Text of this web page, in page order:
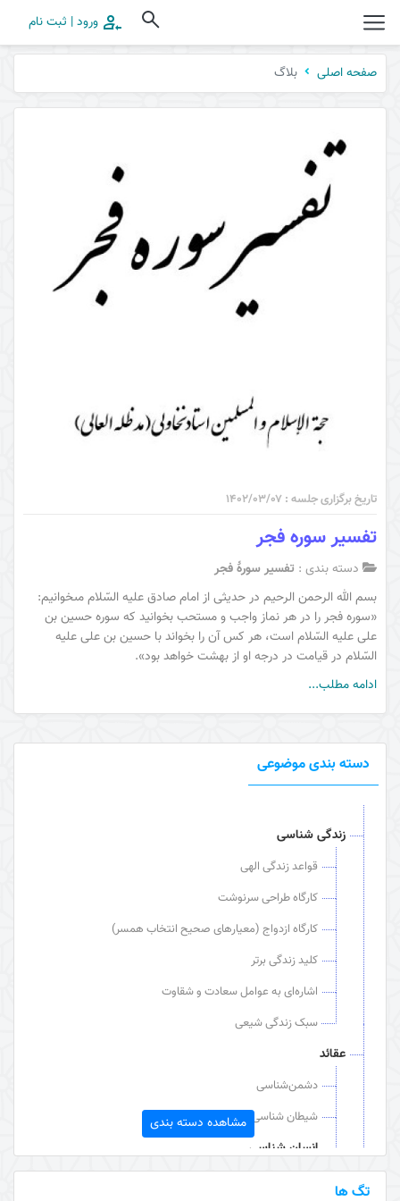
ورود | ثبت نام
صفحه اصلی بلاگ
تاریخ برگزاری جلسه : ۱۴۰۲/۰۳/۰۷
تفسیر سوره فجر
دسته بندی : تفسیر سورۀ فجر
بسم الله الرحمن الرحیم در حديثى از امام صادق عليه السّلام مى‏خوانيم:
«سوره فجر را در هر نماز واجب و مستحب بخوانيد كه سوره حسين بن
على عليه السّلام است، هر كس آن را بخواند با حسين بن على عليه
السّلام در قيامت در درجه او از بهشت خواهد بود».
ادامه مطلب...
دسته بندی موضوعی
زندگی شناسی
قواعد زندگی الهی
کارگاه طراحی سرنوشت
کارگاه ازدواج (معیارهای صحیح انتخاب همسر)
کلید زندگی برتر
اشاره‌ای به عوامل سعادت و شقاوت
سبک زندگی شیعی
عقائد
دشمن‌شناسی
شیطان شناسی
انسان شناسی
مشاهده دسته بندی
تگ ها